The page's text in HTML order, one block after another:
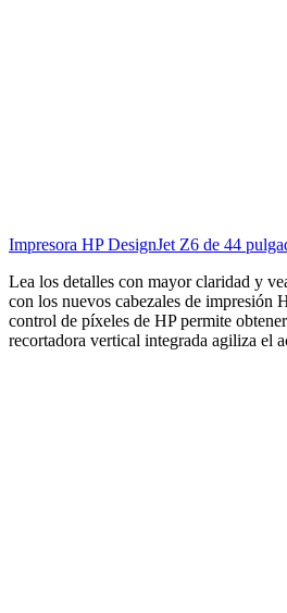
Impresora HP DesignJet Z6 de 44
Lea los detalles con mayor claridad y
con los nuevos cabezales de impresión
control de píxeles de HP permite
recortadora vertical integrada agiliza el